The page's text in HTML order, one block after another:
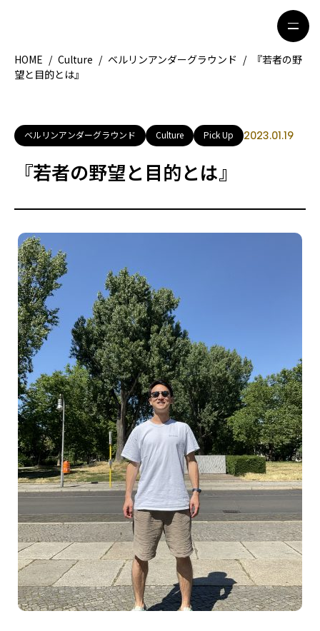
地域別ガイド
グルメ
観光ガイド
留学＆キャリア
著者一覧
ライター募集
HOME / Culture / ベルリンアンダーグラウンド /
『若者の野
望と目的とは』
ベルリンアンダーグラウンド Culture Pick Up 2023.01.19
『若者の野望と目的とは』